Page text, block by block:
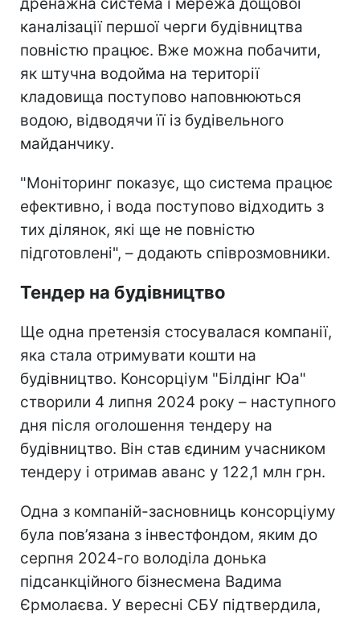
каналізації першої черги будівництва
повністю працює. Вже можна побачити,
як штучна водойма на території
кладовища поступово наповнюються
водою, відводячи її із будівельного
майданчику.
"Моніторинг показує, що система працює
ефективно, і вода поступово відходить з
тих ділянок, які ще не повністю
підготовлені", – додають співрозмовники.
Тендер на будівництво
Ще одна претензія стосувалася компанії,
яка стала отримувати кошти на
будівництво. Консорціум "Білдінг Юа"
створили 4 липня 2024 року – наступного
дня після оголошення тендеру на
будівництво. Він став єдиним учасником
тендеру і отримав аванс у 122,1 млн грн.
Одна з компаній-засновниць консорціуму
була пов’язана з інвестфондом, яким до
серпня 2024-го володіла донька
підсанкційного бізнесмена Вадима
Єрмолаєва. У вересні СБУ підтвердила,